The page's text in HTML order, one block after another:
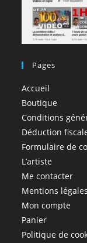
Pages
Accueil
Boutique
Conditions
Déduction
Formulaire de
L’artiste
Me contacter
Mentions légales
Mon compte
Panier
Politique de